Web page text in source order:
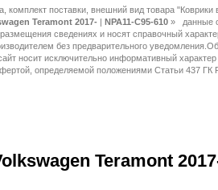
комплект поставки, внешний вид товара
Teramont 2017- | NPA11-C95-610 »
Teramont